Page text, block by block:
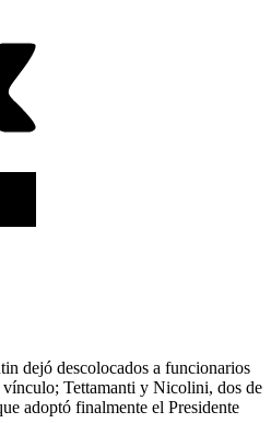
dejó descolocados a funcionarios
vínculo; Tettamanti y Nicolini, dos de
adoptó finalmente el Presidente